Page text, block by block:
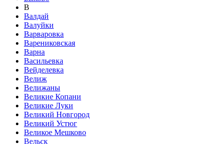
В
Валдай
Валуйки
Варваровка
Варениковская
Варна
Васильевка
Вейделевка
Велиж
Велижаны
Великие Копани
Великие Луки
Великий Новгород
Великий Устюг
Великое Мешково
Вельск